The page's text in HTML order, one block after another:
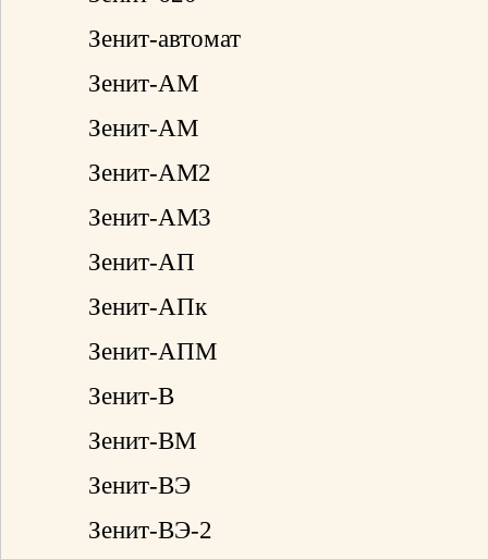
Зенит-автомат
Зенит-АМ
Зенит-АМ
Зенит-АМ2
Зенит-АМ3
Зенит-АП
Зенит-АПк
Зенит-АПМ
Зенит-В
Зенит-ВМ
Зенит-ВЭ
Зенит-ВЭ-2